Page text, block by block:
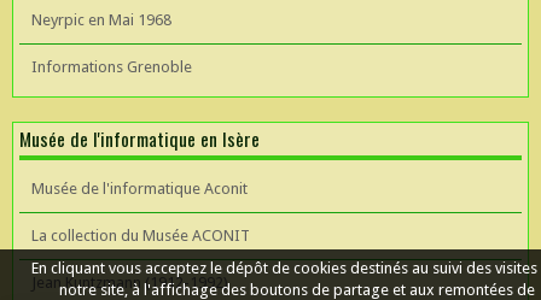
Neyrpic en Mai 1968
Informations Grenoble
Musée de l'informatique en Isère
Musée de l'informatique Aconit
La collection du Musée ACONIT
Jean Kuntzmann (1912-1992)
En cliquant vous acceptez le dépôt de cookies destinés au suivi des visites
notre site, à l'affichage des boutons de partage et aux remontées de